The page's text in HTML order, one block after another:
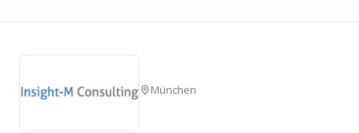
München